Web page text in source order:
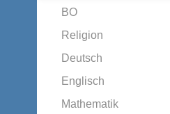
BO
Religion
Deutsch
Englisch
Mathematik